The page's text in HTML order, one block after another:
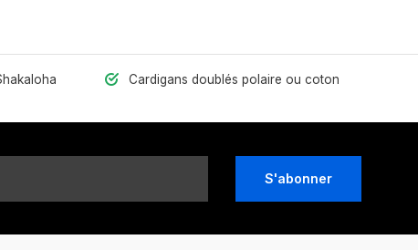
Cardigans doublés polaire ou coton
S'abonner